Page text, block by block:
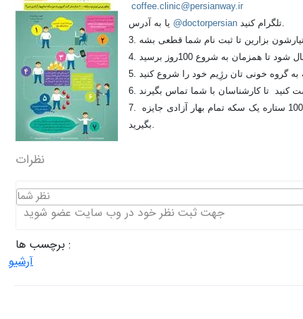
coffee.clinic@persianway.ir
@doctorpersian
تلگرام کنید.
7. حالا با کم کردن هر کیلو از وزن و خرید پک های ستاره دار و گسترش فرهنگ این کمپین، ستاره هاتونو جمع کنید تا تو مراسم هیجان انگیز اسفند ماه به عنوان قهرمان 100 ستاره یک سکه تمام بهار آزادی جایزه
بگیرید.
نظرات
نظر شما
جهت ثبت نظر خود در وب سایت عضو شوید
برچسب ها :
آرشیو